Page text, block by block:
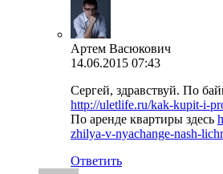
Артем Васюкович
14.06.2015 07:43
Сергей, здравствуй. По
http://uletlife.ru/kak-kupit-i-
По аренде квартиры здесь
zhilya-v-nyachange-nash-
Ответить